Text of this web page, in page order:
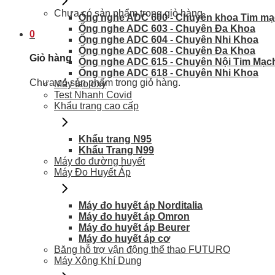
Chưa có sản phẩm trong giỏ hàng.
0
Giỏ hàng
Chưa có sản phẩm trong giỏ hàng.
Ống nghe ADC 600 - Chuyên khoa Tim
Ống nghe ADC 603 - Chuyên Đa Khoa
Ống nghe ADC 604 - Chuyên Nhi Khoa
Ống nghe ADC 608 - Chuyên Đa Khoa
Ống nghe ADC 615 - Chuyên Nội Tim
Ống nghe ADC 618 - Chuyên Nhi Khoa
Máy tạo oxy
Test Nhanh Covid
Khẩu trang cao cấp
Khẩu trang N95
Khẩu Trang N99
Máy đo đường huyết
Máy Đo Huyết Áp
Máy đo huyết áp Norditalia
Máy đo huyết áp Omron
Máy đo huyết áp Beurer
Máy đo huyết áp cơ
Băng hỗ trợ vận động thể thao FUTURO
Máy Xông Khí Dung